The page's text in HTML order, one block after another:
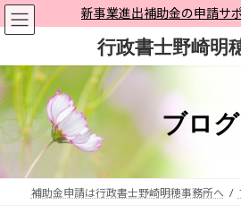
コ
ン
ン
ツ
へ
ス
キ
ッ
ナ
ビ
ー
シ
ョ
ン
に
移
新事業進出補助金の申請サ
行政書士野崎明
ブログ
補助金申請は行政書士野崎明穂事務所へ